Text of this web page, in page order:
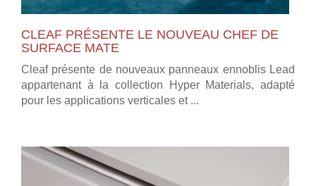
CLEAF PRÉSENTE LE NOUVEAU CHEF DE
SURFACE MATE
Cleaf présente de nouveaux panneaux ennoblis Lead
appartenant à la collection Hyper Materials, adapté
pour les applications verticales et ...